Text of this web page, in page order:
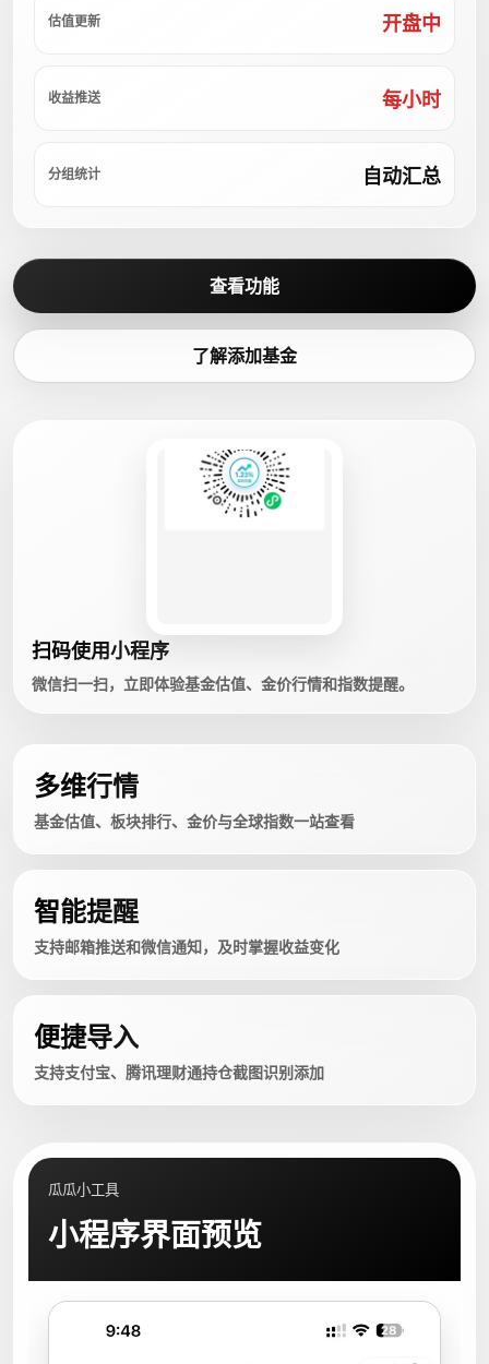
估值更新 开盘中
收益推送 每小时
分组统计 自动汇总
查看功能
了解添加基金
扫码使用小程序
微信扫一扫，立即体验基金估值、金价行情和指数提醒。
多维行情
基金估值、板块排行、金价与全球指数一站查看
智能提醒
支持邮箱推送和微信通知，及时掌握收益变化
便捷导入
支持支付宝、腾讯理财通持仓截图识别添加
瓜瓜小工具
小程序界面预览